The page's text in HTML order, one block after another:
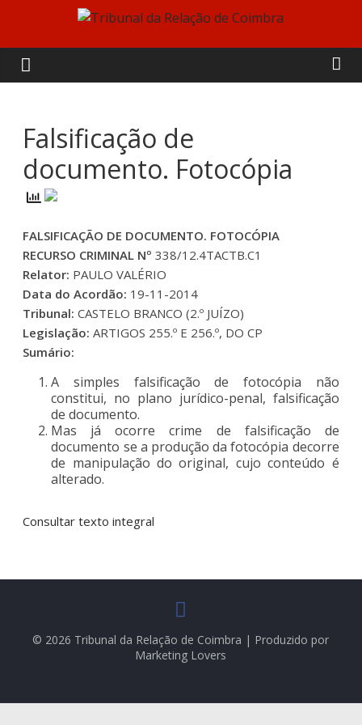
content
Tribunal
da
Relação
de
Coimbra
Falsificação de
documento. Fotocópia
FALSIFICAÇÃO DE DOCUMENTO. FOTOCÓPIA
RECURSO CRIMINAL Nº338/12.4TACTB.C1
Relator: PAULO VALÉRIO
Data do Acordão: 19-11-2014
Tribunal: CASTELO BRANCO (2.º JUÍZO)
Legislação:ARTIGOS 255.º E 256.º, DO CP
Sumário:
A simples falsificação de fotocópia não
constitui, no plano jurídico-penal, falsificação
de documento.
Mas já ocorre crime de falsificação de
documento se a produção da fotocópia decorre
de manipulação do original, cujo conteúdo é
alterado.
Consultar texto integral
© 2026 Tribunal da Relação de Coimbra | Produzido por
Marketing Lovers